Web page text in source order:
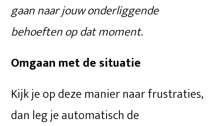
gaan naar jouw onderliggende
behoeften op dat moment.
Omgaan met de situatie
Kijk je op deze manier naar frustraties,
dan leg je automatisch de